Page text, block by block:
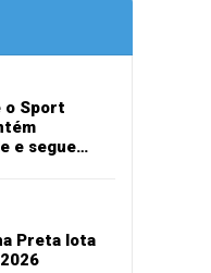
o Sport
e segue
Preta lota